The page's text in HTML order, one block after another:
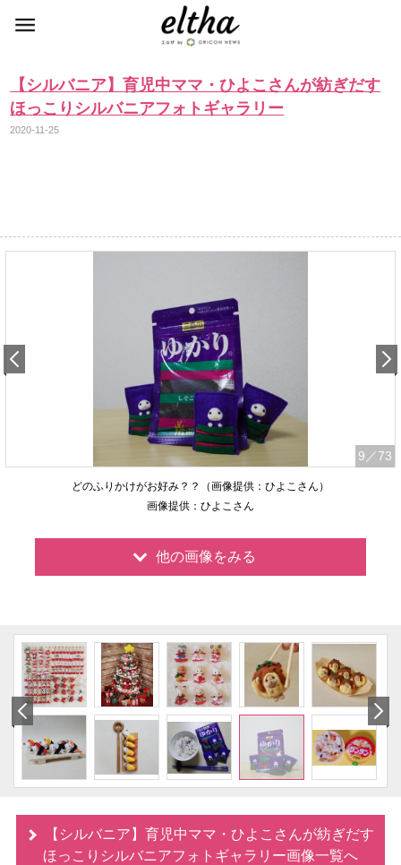
【シルバニア】育児中ママ・ひよこさんが紡ぎだす
ほっこりシルバニアフォトギャラリー
2020-11-25
9 ／73
どのふりかけがお好み？？（画像提供：ひよこさん）
画像提供：ひよこさん
他の画像をみる
【シルバニア】育児中ママ・ひよこさんが紡ぎだす
ほっこりシルバニアフォトギャラリー画像一覧へ